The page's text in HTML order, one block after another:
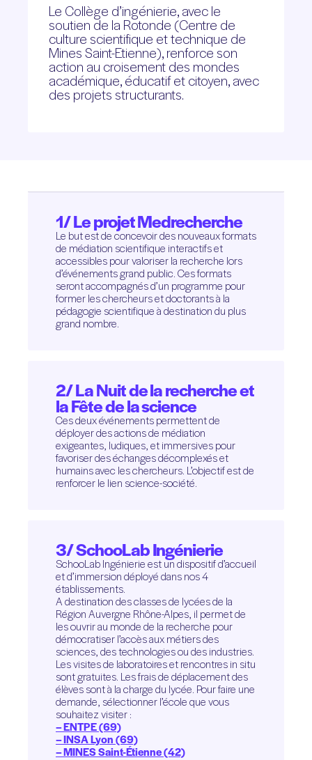
Le Collège d’ingénierie, avec le
soutien de la Rotonde (Centre de
culture scientifique et technique de
Mines Saint-Etienne), renforce son
action au croisement des mondes
académique, éducatif et citoyen, avec
des projets structurants.
1/ Le projet Medrecherche
Le but est de concevoir des nouveaux formats
de médiation scientifique interactifs et
accessibles pour valoriser la recherche lors
d’événements grand public. Ces formats
seront accompagnés d’un programme pour
former les chercheurs et doctorants à la
pédagogie scientifique à destination du plus
grand nombre.
2/ La Nuit de la recherche et
la Fête de la science
Ces deux événements permettent de
déployer des actions de médiation
exigeantes, ludiques, et immersives pour
favoriser des échanges décomplexés et
humains avec les chercheurs. L’objectif est de
renforcer le lien science-société.
3/ SchooLab Ingénierie
SchooLab Ingénierie est un dispositif d’accueil
et d’immersion déployé dans nos 4
établissements.
A destination des classes de lycées de la
Région Auvergne Rhône-Alpes, il permet de
les ouvrir au monde de la recherche pour
démocratiser l’accès aux métiers des
sciences, des technologies ou des industries.
Les visites de laboratoires et rencontres in situ
sont gratuites. Les frais de déplacement des
élèves sont à la charge du lycée. Pour faire une
demande, sélectionner l’école que vous
souhaitez visiter :
– ENTPE (69)
– INSA Lyon (69)
– MINES Saint-Étienne (42)